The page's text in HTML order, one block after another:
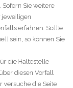
Sie weitere
erfahren. Sollte
sein, so können Sie
die Haltestelle
diesen Vorfall
versuche die Seite